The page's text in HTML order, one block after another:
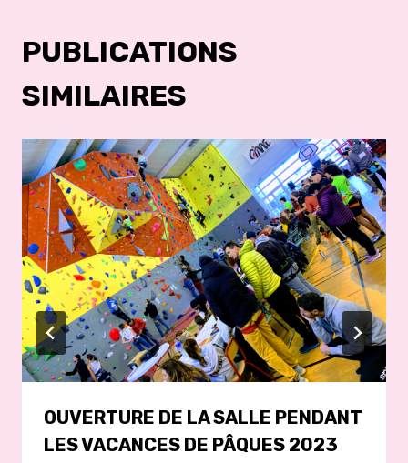
PUBLICATIONS
SIMILAIRES
OUVERTURE DE LA SALLE PENDANT
LES VACANCES DE PÂQUES 2023